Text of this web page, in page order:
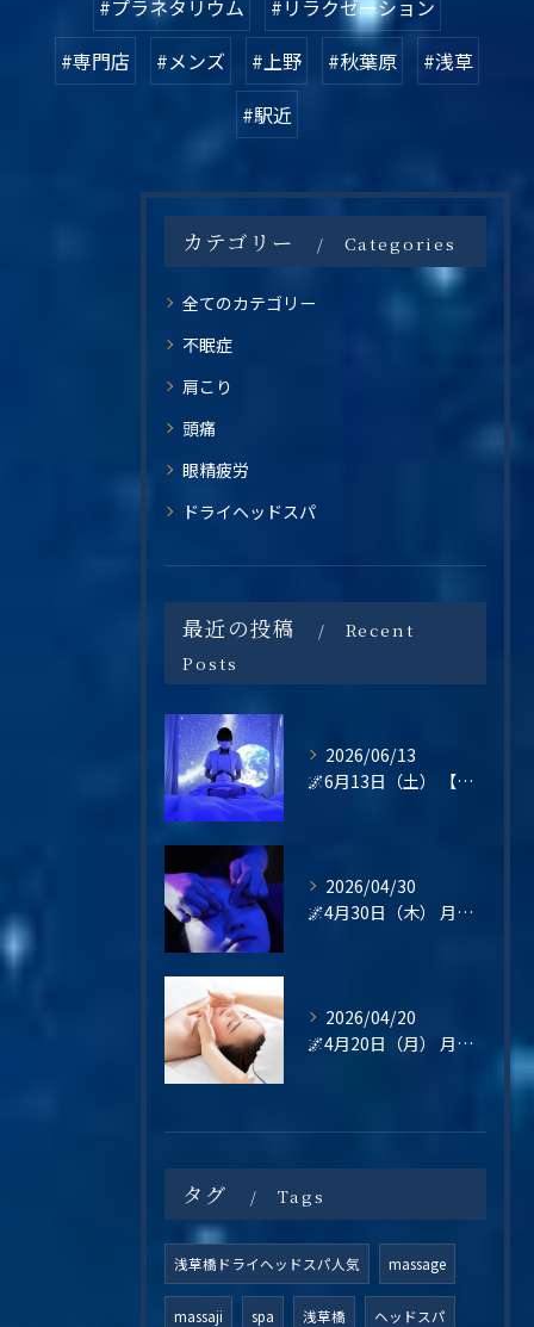
#プラネタリウム
#リラクゼーション
#専門店
#メンズ #上野 #秋葉原
#浅草
#駅近
カテゴリー Categories
全てのカテゴリー
不眠症
肩こり
頭痛
眼精疲労
ドライヘッドスパ
最近の投稿
Recent
Posts
2026/06/13
🌌6月13日（土） 【梅雨の不調・不眠・眼精疲労に。星空の癒し空間で心と頭をリセットしませんか？】
2026/04/30
🌌4月30日（木） 月末の疲れは、“その日のうちに整える”という選択を🌿
2026/04/20
🌌4月20日（月） 月曜日は、“整えてから始める”という選択を🌿
タグ Tags
浅草橋ドライヘッドスパ人気 massage
massaji spa 浅草橋 ヘッドスパ